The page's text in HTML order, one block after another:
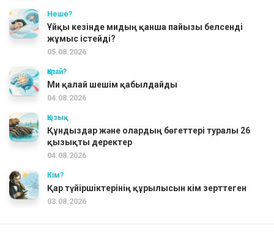
Неше?
Ұйқы кезінде мидың қанша пайызы белсенді
жұмыс істейді?
05.08.2026
Қалай?
Ми қалай шешім қабылдайды
04.08.2026
Қызық
Құндыздар және олардың бөгеттері туралы 26
қызықты деректер
04.08.2026
Кім?
Қар түйіршіктерінің құрылысын кім зерттеген
03.08.2026